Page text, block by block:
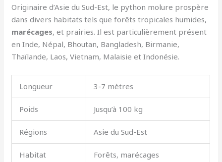
Originaire d’Asie du Sud-Est, le python molure prospère
dans divers habitats tels que forêts tropicales humides,
marécages, et prairies. Il est particulièrement présent
en Inde, Népal, Bhoutan, Bangladesh, Birmanie,
Thaïlande, Laos, Vietnam, Malaisie et Indonésie.
Longueur 3-7 mètres
Poids Jusqu’à 100 kg
Régions Asie du Sud-Est
Habitat Forêts, marécages